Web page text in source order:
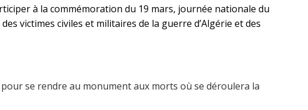
à la commémoration du 19 mars, journée nationale du
victimes civiles et militaires de la guerre d’Algérie et des
se rendre au monument aux morts où se déroulera la